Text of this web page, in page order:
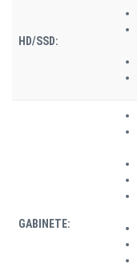
HD/SSD:
GABINETE: